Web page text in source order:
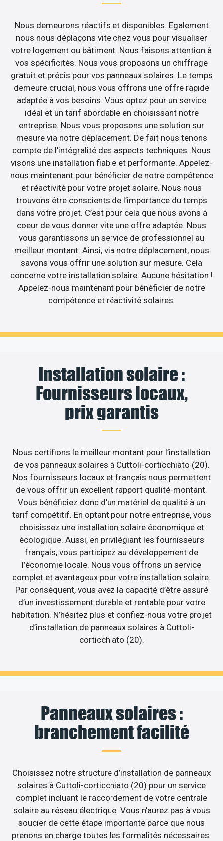
Nous demeurons réactifs et disponibles. Egalement
nous nous déplaçons vite chez vous pour visualiser
votre logement ou bâtiment. Nous faisons attention à
vos spécificités. Nous vous proposons un chiffrage
gratuit et précis pour vos panneaux solaires. Le temps
demeure crucial, nous vous offrons une offre rapide
adaptée à vos besoins. Vous optez pour un service
idéal et un tarif abordable en choisissant notre
entreprise. Nous vous proposons une solution sur
mesure via notre déplacement. De fait nous tenons
compte de l’intégralité des aspects techniques. Nous
visons une installation fiable et performante. Appelez-
nous maintenant pour bénéficier de notre compétence
et réactivité pour votre projet solaire. Nous nous
trouvons être conscients de l’importance du temps
dans votre projet. C’est pour cela que nous avons à
coeur de vous donner vite une offre adaptée. Nous
vous garantissons un service de professionnel au
meilleur montant. Ainsi, via notre déplacement, nous
savons vous offrir une solution sur mesure. Cela
concerne votre installation solaire. Aucune hésitation !
Appelez-nous maintenant pour bénéficier de notre
compétence et réactivité solaires.
Installation solaire :
Fournisseurs locaux,
prix garantis
Nous certifions le meilleur montant pour l’installation
de vos panneaux solaires à Cuttoli-corticchiato (20).
Nos fournisseurs locaux et français nous permettent
de vous offrir un excellent rapport qualité-montant.
Vous bénéficiez donc d’un matériel de qualité à un
tarif compétitif. En optant pour notre entreprise, vous
choisissez une installation solaire économique et
écologique. Aussi, en privilégiant les fournisseurs
français, vous participez au développement de
l’économie locale. Nous vous offrons un service
complet et avantageux pour votre installation solaire.
Par conséquent, vous avez la capacité d’être assuré
d’un investissement durable et rentable pour votre
habitation. N’hésitez plus et confiez-nous votre projet
d’installation de panneaux solaires à Cuttoli-
corticchiato (20).
Panneaux solaires :
branchement facilité
Choisissez notre structure d’installation de panneaux
solaires à Cuttoli-corticchiato (20) pour un service
complet incluant le raccordement de votre centrale
solaire au réseau électrique. Vous n’aurez pas à vous
soucier de cette étape importante parce que nous
prenons en charge toutes les formalités nécessaires.